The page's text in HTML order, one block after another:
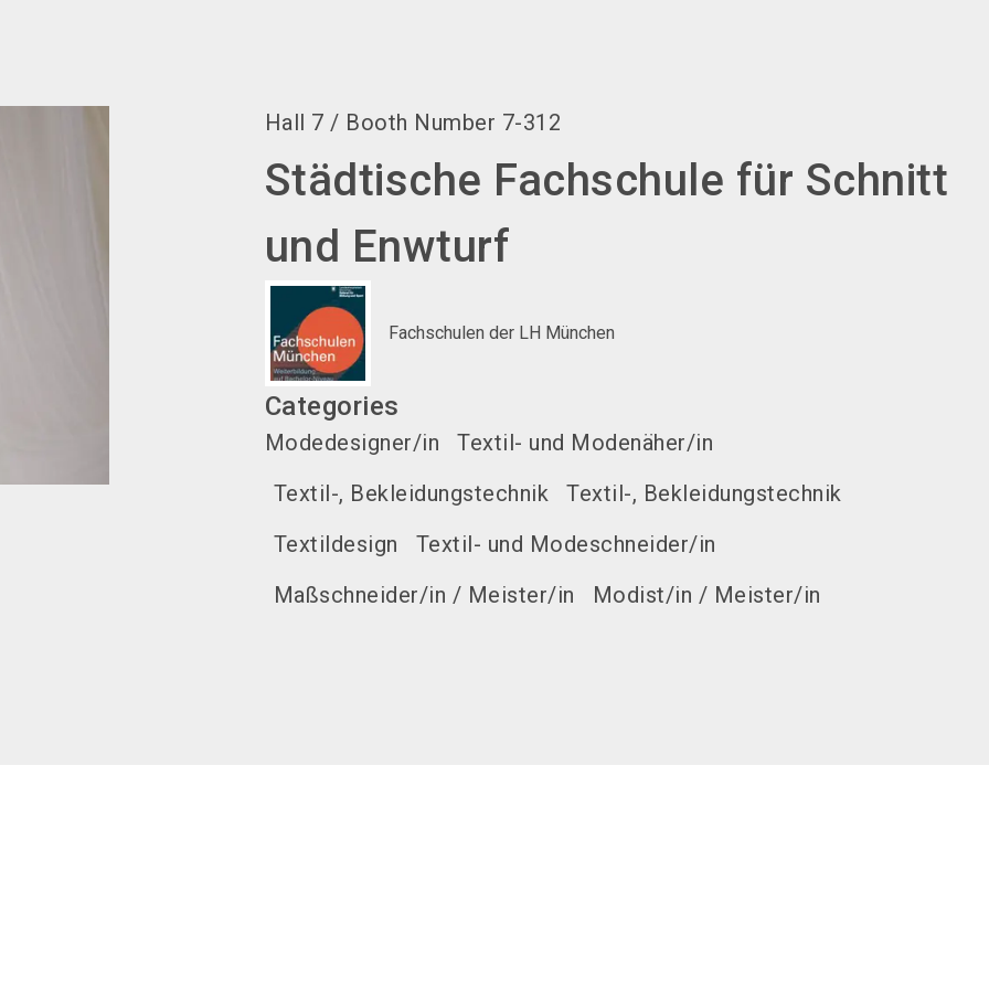
Hall 7 / Booth Number 7-312
Städtische Fachschule für Schnitt
und Enwturf
Fachschulen der LH München
Categories
Modedesigner/in
Textil- und Modenäher/in
Textil-, Bekleidungstechnik
Textil-, Bekleidungstechnik
Textildesign
Textil- und Modeschneider/in
Maßschneider/in / Meister/in
Modist/in / Meister/in